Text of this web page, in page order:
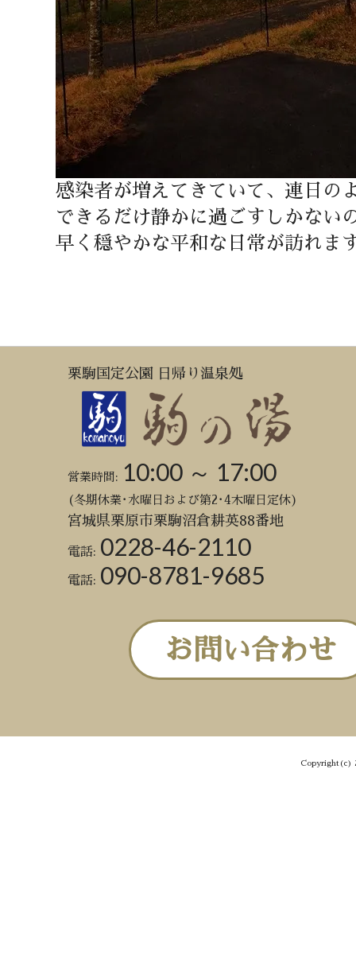
感染者が増えてきていて、連日の
できるだけ静かに過ごすしかない
早く穏やかな平和な日常が訪れま
栗駒国定公園 日帰り温泉処
営業時間: 10:00 ～ 17:00
(冬期休業･水曜日および第2･4木曜日定休)
宮城県栗原市栗駒沼倉耕英88番地
電話: 0228-46-2110
電話: 090-8781-9685
お問い合わせ
Copyright(c)